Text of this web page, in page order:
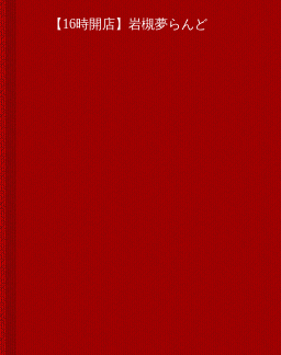
【16時開店】岩槻夢らんど